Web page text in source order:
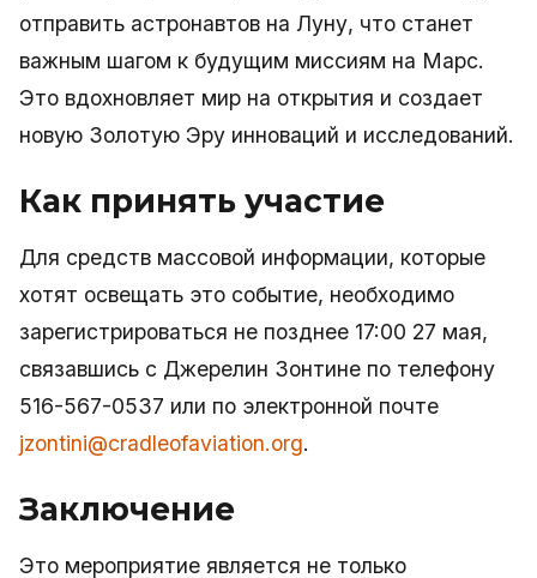
отправить астронавтов на Луну, что станет
важным шагом к будущим миссиям на Марс.
Это вдохновляет мир на открытия и создает
новую Золотую Эру инноваций и исследований.
Как принять участие
Для средств массовой информации, которые
хотят освещать это событие, необходимо
зарегистрироваться не позднее 17:00 27 мая,
связавшись с Джерелин Зонтине по телефону
516-567-0537 или по электронной почте
jzontini@cradleofaviation.org.
Заключение
Это мероприятие является не только